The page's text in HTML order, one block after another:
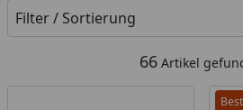
Filter / Sortierung
66 Artikel